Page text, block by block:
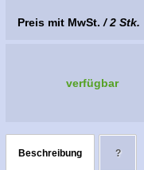
Preis mit MwSt. / 2 Stk.
verfügbar
Beschreibung ?